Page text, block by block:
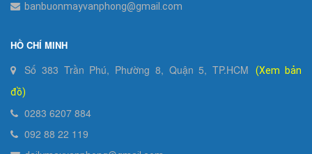
banbuonmayvanphong@gmail.com
HỒ CHÍ MINH
Số 383 Trần Phú, Phường 8, Quận 5, TP.HCM
(Xem bản
đồ)
0283 6207 884
092 88 22 119